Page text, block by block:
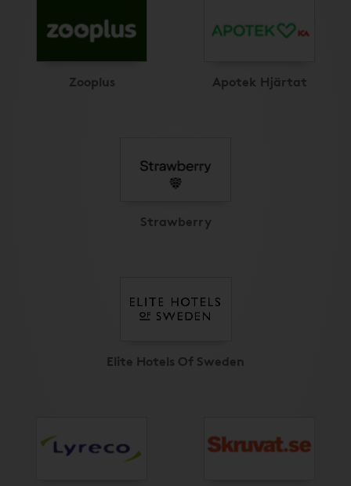
Zooplus Apotek Hjärtat
Strawberry
Elite Hotels Of Sweden